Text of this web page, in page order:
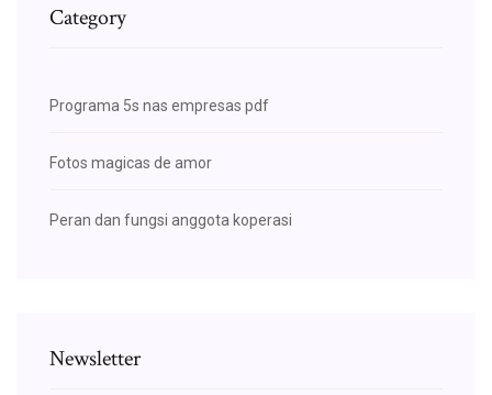
Category
Programa 5s nas empresas pdf
Fotos magicas de amor
Peran dan fungsi anggota koperasi
Newsletter